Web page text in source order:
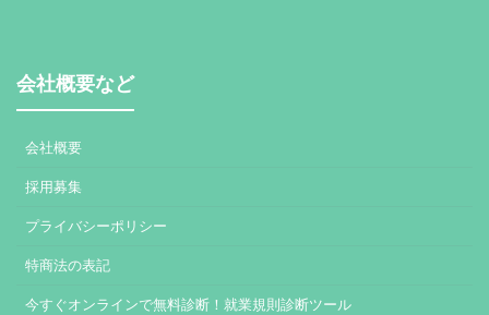
会社概要など
会社概要
採用募集
プライバシーポリシー
特商法の表記
今すぐオンラインで無料診断！就業規則診断ツール